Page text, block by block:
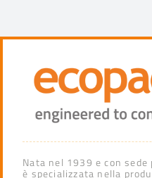
Nata nel 1939 e con sede
è specializzata nella